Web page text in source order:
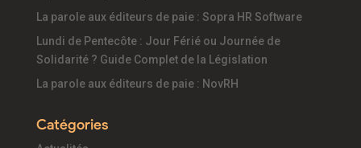
La parole aux éditeurs de paie : Sopra HR Software
Lundi de Pentecôte : Jour Férié ou Journée de
Solidarité ? Guide Complet de la Législation
La parole aux éditeurs de paie : NovRH
Catégories